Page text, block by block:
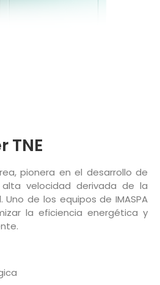
TNE
pionera en el desarrollo de
velocidad derivada de la
de los equipos de IMASPA
la eficiencia energética y